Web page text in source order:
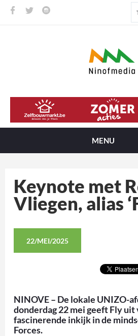
MENU
Keynote met
Vliegen, alias
22/MEI/2025
NINOVE – De lokale UNIZO-
donderdag 22 mei geeft Fly uit
fascinerende inkijk in de
Forces.